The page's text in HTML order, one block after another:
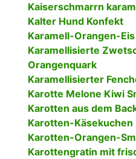
Kaiserschmarrn
Kalter Hund Konfekt
Karamell-Orangen-Eis
Karamellisierte
Orangenquark
Karamellisierter
Karotte Melone Kiwi
Karotten aus dem
Karotten-Käsekuchen
Karotten-Orangen-
Karottengratin mit